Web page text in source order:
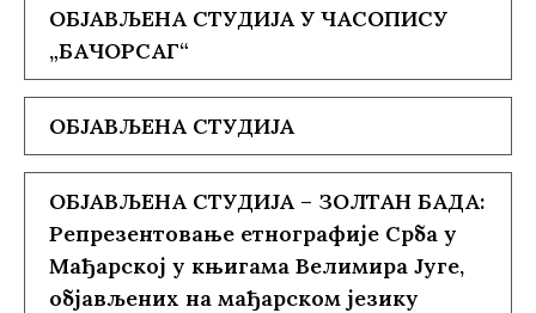
ОБЈАВЉЕНА СТУДИЈА У ЧАСОПИСУ
„БАЧОРСАГ“
ОБЈАВЉЕНА СТУДИЈА
ОБЈАВЉЕНА СТУДИЈА – ЗОЛТАН БАДА:
Репрезентовање етнографије Срба у
Мађарској у књигама Велимира Југе,
објављених на мађарском језику